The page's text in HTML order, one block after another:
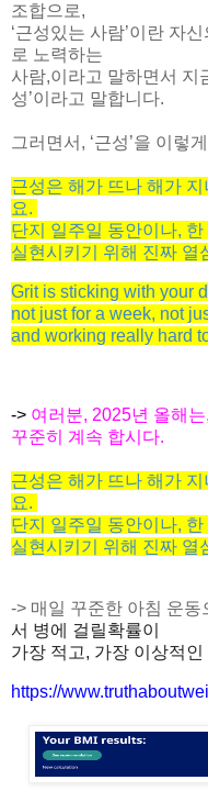
조합으로,
‘근성있는 사람’이란 자신
로 노력하는
사람,이라고 말하면서 지
성’이라고 말합니다.
그러면서 , ‘근성’을 이렇
근성은 해가 뜨나 해가 지
요.
단지
일주일 동안이나, 한
실현시키기
위해 진짜 열
Grit is sticking with your
not just for a week, not
and working really hard
-> 여러분, 2025년 올해는,
꾸준히 계속 합시다.
근성은 해가 뜨나 해가 지
요.
단지
일주일 동안이나, 한
실현시키기
위해 진짜 열
-> 매일 꾸준한 아침 운동
서 병에 걸릴확률이
가장 적고, 가장 이상적인
https://